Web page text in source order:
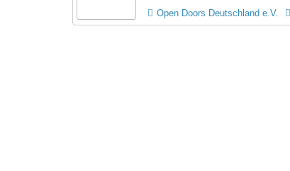
Open Doors Deutschland e.V.